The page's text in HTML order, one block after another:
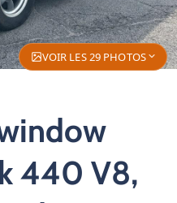
VOIR LES 29 PHOTOS
440 V8,